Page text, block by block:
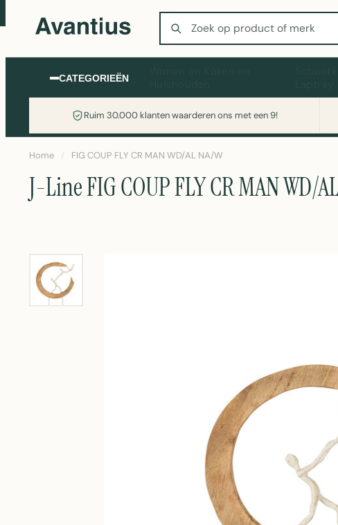
Zoeken
CATEGORIEËN
Ruim 30.000 klanten waarderen ons met een 9!
Home / FIG COUP FLY CR MAN WD/AL NA/W
J-Line FIG COUP FLY CR MAN WD/